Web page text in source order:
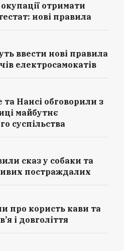
отримати
нові правила
ввести нові правила
електросамокатів
Нансі обговорили з
майбутнє
суспільства
сказ у собаки та
постраждалих
про користь кави та
і довголіття